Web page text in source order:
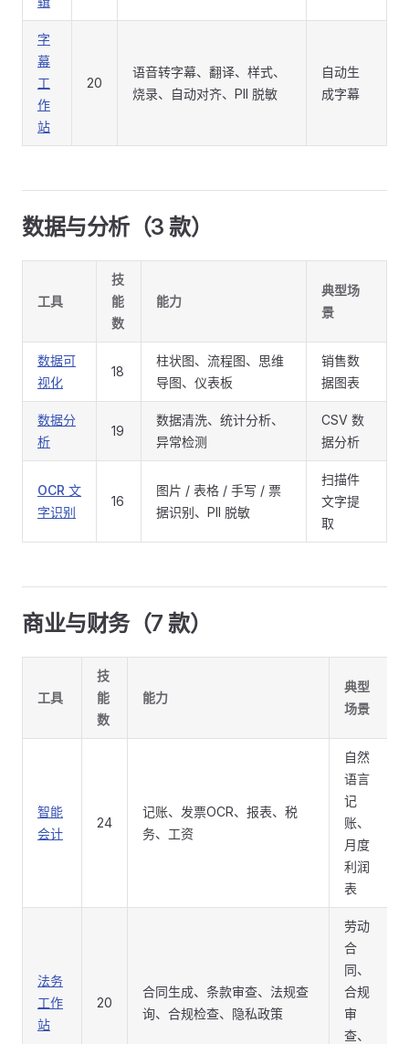
字
幕
工
作
站
20
语音转字幕、翻译、样式、
烧录、自动对齐、PII 脱敏
自动生
成字幕
数据与分析（3 款）
工具
技
能
数
能力
典型场
景
数据可
视化
18
柱状图、流程图、思维
导图、仪表板
销售数
据图表
数据分
析
19
数据清洗、统计分析、
异常检测
CSV 数
据分析
OCR 文
字识别
16
图片 / 表格 / 手写 / 票
据识别、PII 脱敏
扫描件
文字提
取
商业与财务（7 款）
工具
技
能
数
能力
典型
场景
智能
会计
24
记账、发票OCR、报表、税
务、工资
自然
语言
记
账、
月度
利润
表
法务
工作
站
20
合同生成、条款审查、法规查
询、合规检查、隐私政策
劳动
合
同、
合规
审
查、